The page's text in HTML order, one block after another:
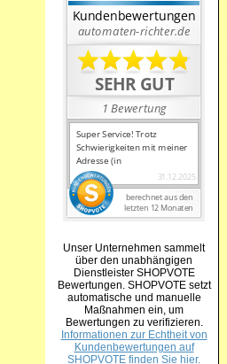
Unser Unternehmen sammelt
über den unabhängigen
Dienstleister SHOPVOTE
Bewertungen. SHOPVOTE setzt
automatische und manuelle
Maßnahmen ein, um
Bewertungen zu verifizieren.
Informationen zur Echtheit von
Kundenbewertungen auf
SHOPVOTE finden Sie hier.